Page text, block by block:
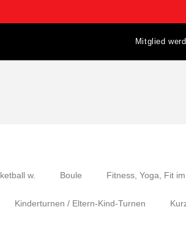
Mitglied
w. Boule Fitness, Yoga, Fit
Kinderturnen / Eltern-Kind-Turnen